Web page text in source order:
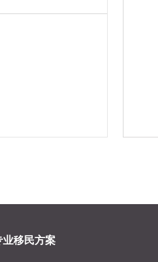
移民方案